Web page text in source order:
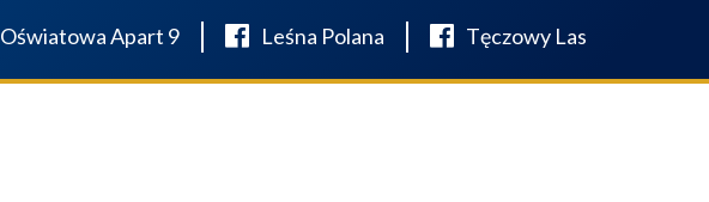
Oświatowa Apart 9 Leśna Polana Tęczowy Las